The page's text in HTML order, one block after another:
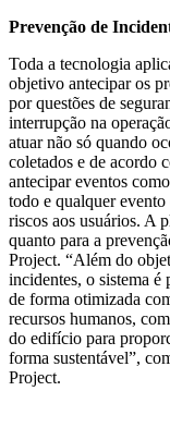
Prevenção de
Toda a tecnologia
objetivo antecipar os
por questões de
interrupção na
atuar não só quando
coletados e de acordo
antecipar eventos
todo e qualquer
riscos aos usuários. A
quanto para a
Project. “Além do
incidentes, o sistema é
de forma otimizada
recursos humanos,
do edifício para
forma sustentável”,
Project.